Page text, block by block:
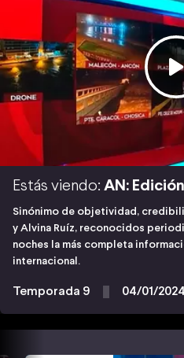
Estás viendo: AN:
Sinónimo de objetividad,
y Alvina Ruíz, reconocidos
noches la más completa
internacional.
Temporada 9 04/01/2024